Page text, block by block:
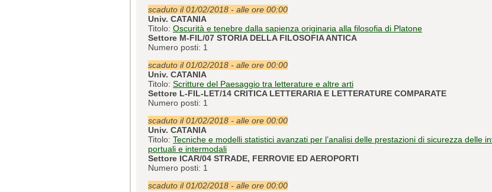
scaduto il 01/02/2018 - alle ore 00:00
Univ. CATANIA
Titolo: Oscurità e tenebre dalla sapienza originaria alla filosofia di Platone
Settore M-FIL/07 STORIA DELLA FILOSOFIA ANTICA
Numero posti: 1
scaduto il 01/02/2018 - alle ore 00:00
Univ. CATANIA
Titolo: Scritture del Paesaggio tra letterature e altre arti
Settore L-FIL-LET/14 CRITICA LETTERARIA E LETTERATURE COMPARATE
Numero posti: 1
scaduto il 01/02/2018 - alle ore 00:00
Univ. CATANIA
Titolo: Tecniche e modelli statistici avanzati per l’analisi delle prestazioni di sicurezza delle
portuali e intermodali
Settore ICAR/04 STRADE, FERROVIE ED AEROPORTI
Numero posti: 1
scaduto il 01/02/2018 - alle ore 00:00